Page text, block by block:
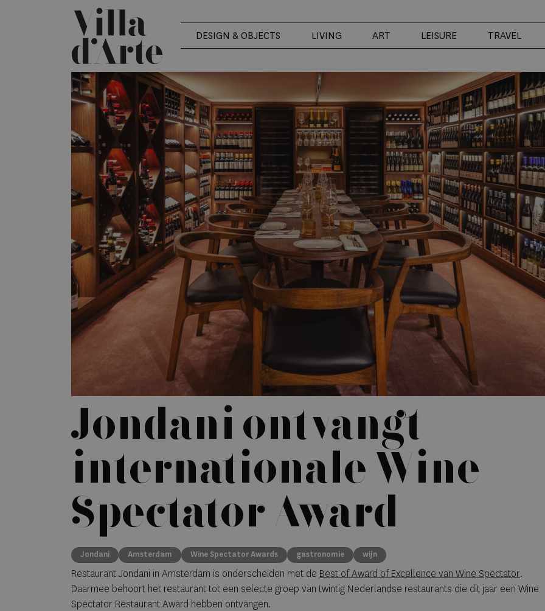
DESIGN & OBJECTS LIVING ART LEISURE TRAVEL
Jondani ontvangt
internationale Wine
Spectator Award
Jondani Amsterdam Wine Spectator Awards gastronomie wijn
Restaurant Jondani in Amsterdam is onderscheiden met de Best of Award of Excellence van Wine Spectator.
Daarmee behoort het restaurant tot een selecte groep van twintig Nederlandse restaurants die dit jaar een Wine
Spectator Restaurant Award hebben ontvangen.